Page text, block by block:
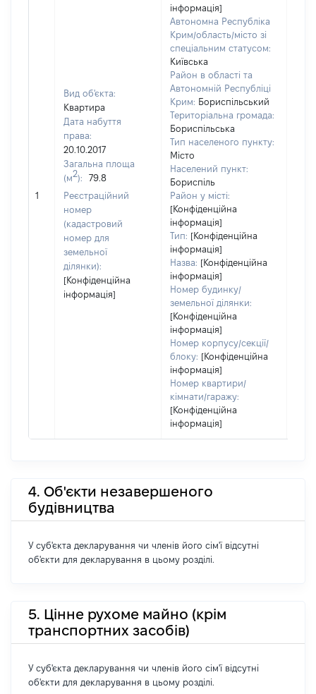
1
Вид об'єкта:
Квартира
Дата набуття
права:
20.10.2017
Загальна площа
(м2):
79.8
Реєстраційний
номер
(кадастровий
номер для
земельної
ділянки):
[Конфіденційна
інформація]
інформація]
Автономна Республіка
Крим/область/місто зі
спеціальним статусом:
Київська
Район в області та
Автономній Республіці
Крим: Бориспільський
Територіальна громада:
Бориспільська
Тип населеного пункту:
Місто
Населений пункт:
Бориспіль
Район у місті:
[Конфіденційна
інформація]
Тип: [Конфіденційна
інформація]
Назва: [Конфіденційна
інформація]
Номер будинку/
земельної ділянки:
[Конфіденційна
інформація]
Номер корпусу/секції/
блоку: [Конфіденційна
інформація]
Номер квартири/
кімнати/гаражу:
[Конфіденційна
інформація]
4. Об'єкти незавершеного
будівництва
У суб'єкта декларування чи членів його сім'ї відсутні
об'єкти для декларування в цьому розділі.
5. Цінне рухоме майно (крім
транспортних засобів)
У суб'єкта декларування чи членів його сім'ї відсутні
об'єкти для декларування в цьому розділі.